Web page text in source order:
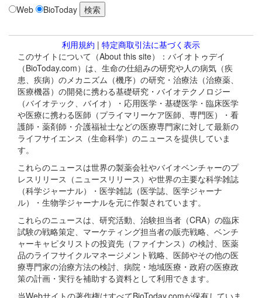
Web BioToday
利用規約 | 特定商取引法に基づく表示
このサイトについて（About this site）：バイオトゥデイ
（BioToday.com）は、生命の仕組みの研究や人の病気（疾
患、疾病）のメカニズム（機序）の研究・治療法（治療薬、
医療機器）の開発に携わる基礎研究・バイオテクノロジー
（バイオテック、バイオ）・応用医学・基礎医学・臨床医学
や医療に携わる医師（プライマリーケア医師、専門医）・看
護師・薬剤師・介護福祉士などの医療専門家に対して最新の
ライフサイエンス（生命科学）のニュースを提供していま
す。
これらのニュースは世界の製薬会社やバイオベンチャーのプ
レスリリース（ニュースリリース）や世界の主要な科学雑誌
（科学ジャーナル）・医学雑誌（医学誌、医学ジャーナ
ル）・生物学ジャーナルを元に作製されています。
これらのニュースは、研究活動、治験担当者（CRA）の臨床
試験の戦略策定、マーケティング担当者の販売戦略、ベンチ
ャーキャピタリストの投資先（ファイナンス）の検討、医薬
品のライフサイクルマネージメント戦略、医師やその他の医
療専門家の治療方法の検討、病院・地域医療・政府の医療政
策の計画・実行を補助する資料として利用できます。